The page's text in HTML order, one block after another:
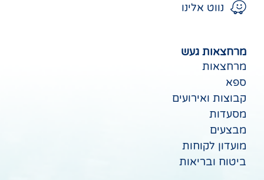
נווט אלינו
מרחצאות געש
מרחצאות
ספא
קבוצות ואירועים
מסעדות
מבצעים
מועדון לקוחות
ביטוח ובריאות